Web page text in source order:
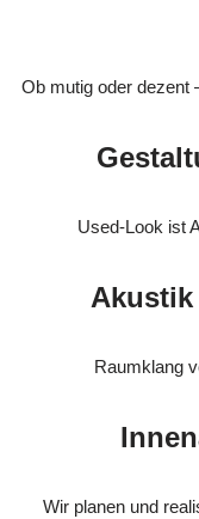
Ob mutig oder dezent
Used-Look ist
Raumklang
Wir planen und